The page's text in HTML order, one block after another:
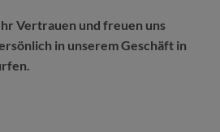
Vertrauen und freuen uns
in unserem Geschäft in